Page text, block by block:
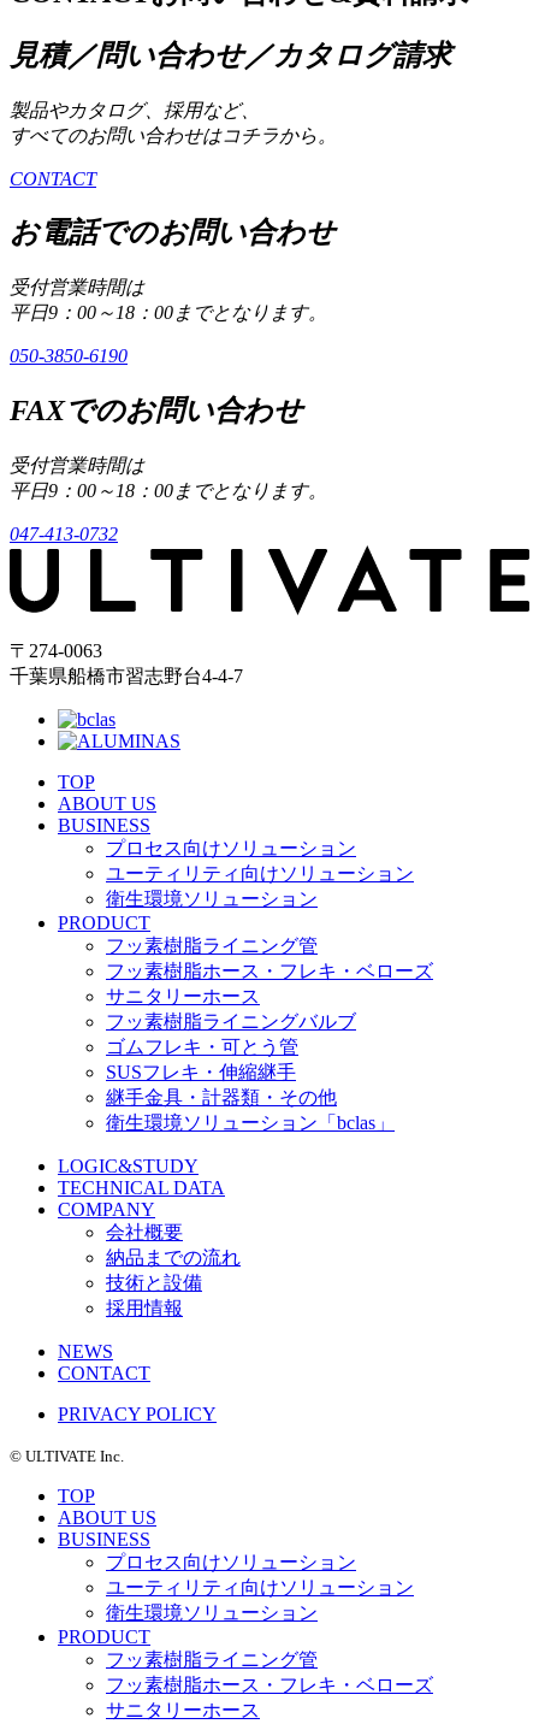
見積／問い合わせ／カタログ請求
製品やカタログ、採用など、
すべてのお問い合わせはコチラから。
CONTACT
お電話でのお問い合わせ
受付営業時間は
平日9：00～18：00までとなります。
050-3850-6190
FAXでのお問い合わせ
受付営業時間は
平日9：00～18：00までとなります。
047-413-0732
〒274-0063
千葉県船橋市習志野台4-4-7
TOP
ABOUT US
BUSINESS
プロセス向けソリューション
ユーティリティ向けソリューション
衛生環境ソリューション
PRODUCT
フッ素樹脂ライニング管
フッ素樹脂ホース・フレキ・ベローズ
サニタリーホース
フッ素樹脂ライニングバルブ
ゴムフレキ・可とう管
SUSフレキ・伸縮継手
継手金具・計器類・その他
衛生環境ソリューション「bclas」
LOGIC&STUDY
TECHNICAL DATA
COMPANY
会社概要
納品までの流れ
技術と設備
採用情報
NEWS
CONTACT
PRIVACY POLICY
©️ ULTIVATE Inc.
TOP
ABOUT US
BUSINESS
プロセス向けソリューション
ユーティリティ向けソリューション
衛生環境ソリューション
PRODUCT
フッ素樹脂ライニング管
フッ素樹脂ホース・フレキ・ベローズ
サニタリーホース